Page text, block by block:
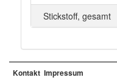
Stickstoff, gesamt
Kontakt Impressum